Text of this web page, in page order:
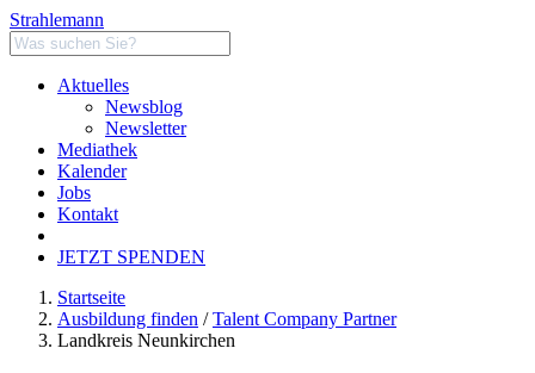
Strahlemann
Aktuelles
Newsblog
Newsletter
Mediathek
Kalender
Jobs
Kontakt
JETZT SPENDEN
Startseite
Ausbildung finden /Talent Company Partner
Landkreis Neunkirchen